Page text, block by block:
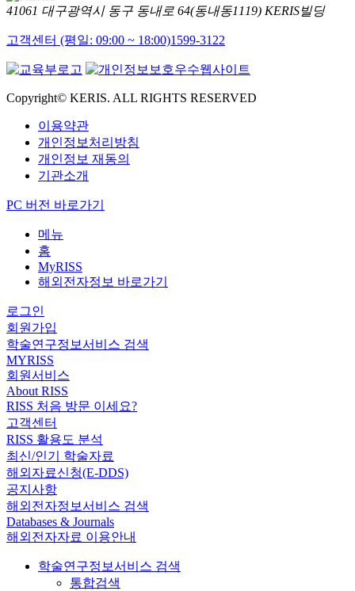
41061 대구광역시 동구 동내로 64(동내동1119) KERIS빌딩
고객센터 (평일: 09:00 ~ 18:00)1599-3122
Copyright© KERIS. ALL RIGHTS RESERVED
이용약관
개인정보처리방침
개인정보 재동의
기관소개
PC 버전 바로가기
메뉴
홈
MyRISS
해외전자정보 바로가기
로그인
회원가입
학술연구정보서비스 검색
MYRISS
회원서비스
About RISS
RISS 처음 방문 이세요?
고객센터
RISS 활용도 분석
최신/인기 학술자료
해외자료신청(E-DDS)
공지사항
해외전자정보서비스 검색
Databases & Journals
해외전자자료 이용안내
학술연구정보서비스 검색
통합검색